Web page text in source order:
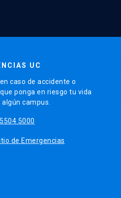
UC
caso de accidente o
ponga en riesgo tu vida
campus.
5000
de Emergencias